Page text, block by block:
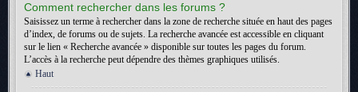
Comment rechercher dans les forums ?
Saisissez un terme à rechercher dans la zone de recherche située en haut des pages
d’index, de forums ou de sujets. La recherche avancée est accessible en cliquant
sur le lien « Recherche avancée » disponible sur toutes les pages du forum.
L’accès à la recherche peut dépendre des thèmes graphiques utilisés.
Haut